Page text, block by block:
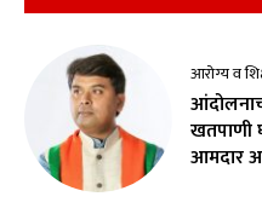
आरोग्य व
खतपाणी
आमदार